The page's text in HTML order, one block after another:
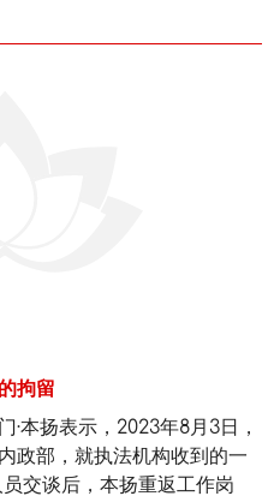
拘留
·本扬表示，2023年8月3日，
政部，就执法机构收到的一
交谈后，本扬重返工作岗